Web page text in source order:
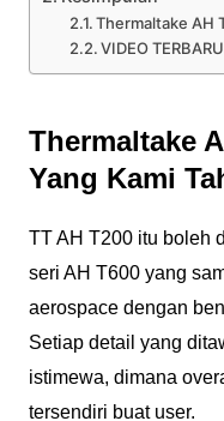
Thermaltake AH
VIDEO
Thermaltake
Yang Kami
TT AH T200 itu boleh
seri AH T600 yang
aerospace dengan
Setiap detail yang
istimewa, dimana
tersendiri buat user.